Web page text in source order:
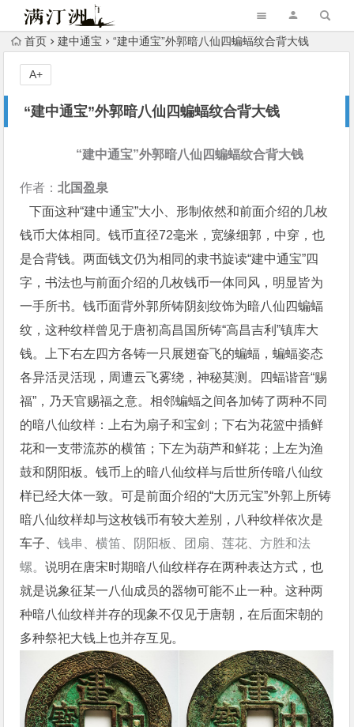
首页 建中通宝 “建中通宝”外郭暗八仙四蝙蝠纹合背大钱
“建中通宝”外郭暗八仙四蝙蝠纹合背大钱
A+
“建中通宝”外郭暗八仙四蝙蝠纹合背大钱
作者：北国盈泉
下面这种“建中通宝”大小、形制依然和前面介绍的几枚
钱币大体相同。钱币直径72毫米，宽缘细郭，中穿，也
是合背钱。两面钱文仍为相同的隶书旋读“建中通宝”四
字，书法也与前面介绍的几枚钱币一体同风，明显皆为
一手所书。钱币面背外郭所铸阴刻纹饰为暗八仙四蝙蝠
纹，这种纹样曾见于唐初高昌国所铸“高昌吉利”镇库大
钱。上下右左四方各铸一只展翅奋飞的蝙蝠，蝙蝠姿态
各异活灵活现，周遭云飞雾绕，神秘莫测。四蝠谐音“赐
福”，乃天官赐福之意。相邻蝙蝠之间各加铸了两种不同
的暗八仙纹样：上右为扇子和宝剑；下右为花篮中插鲜
花和一支带流苏的横笛；下左为葫芦和鲜花；上左为渔
鼓和阴阳板。钱币上的暗八仙纹样与后世所传暗八仙纹
样已经大体一致。可是前面介绍的“大历元宝”外郭上所铸
暗八仙纹样却与这枚钱币有较大差别，八种纹样依次是
车子、钱串、横笛、阴阳板、团扇、莲花、方胜和法
螺。说明在唐宋时期暗八仙纹样存在两种表达方式，也
就是说象征某一八仙成员的器物可能不止一种。这种两
种暗八仙纹样并存的现象不仅见于唐朝，在后面宋朝的
多种祭祀大钱上也并存互见。